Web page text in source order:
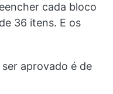
cada bloco
36 itens. E os
aprovado é de